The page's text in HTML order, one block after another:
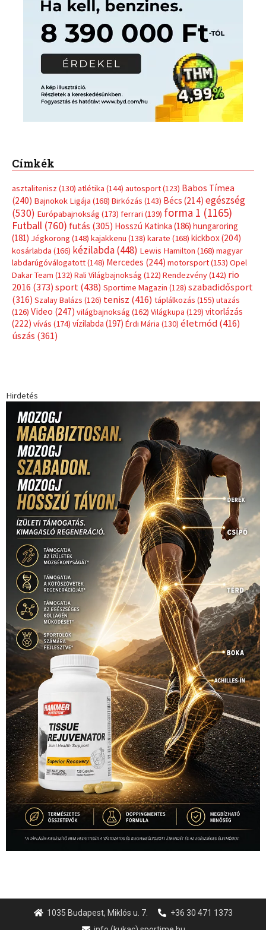
Címkék
asztalitenisz (130) atlétika (144) autosport(123) Babos Tímea
(240) Bajnokok Ligája (168) Birkózás (143) Bécs (214) egészség
(530) Európabajnokság (173) ferrari (139) forma 1 (1165)
Futball (760) futás (305) Hosszú Katinka (186) hungaroring
(181) Jégkorong (148) kajakkenu (138) karate (168) kickbox(204)
kosárlabda (166) kézilabda(448) Lewis Hamilton (168) magyar
labdarúgóválogatott(148) Mercedes (244) motorsport(153) Opel
Dakar Team (132) Rali Világbajnokság (122) Rendezvény(142) rio
2016 (373) sport(438) Sportime Magazin (128) szabadidősport
(316) Szalay Balázs (126) tenisz (416) táplálkozás (155) utazás
(126) Video (247) világbajnokság (162) Világkupa (129) vitorlázás
(222) vívás (174) vízilabda (197) Érdi Mária (130) életmód(416)
úszás (361)
Hirdetés
1035 Budapest, Miklós u. 7.
+36 30 471 1373